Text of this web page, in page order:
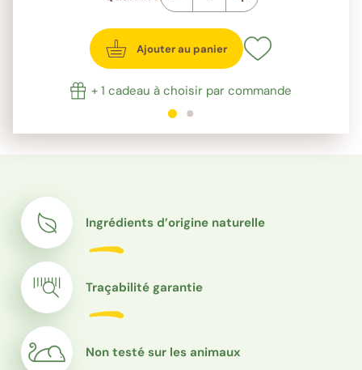
Ajouter au panier
+ 1 cadeau à choisir par commande
1sur 2 2sur 2
Ingrédients d’origine naturelle
Traçabilité garantie
Non testé sur les animaux